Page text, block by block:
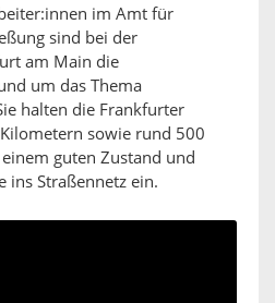
im Amt für
sind bei der
am Main die
um das Thema
halten die Frankfurter
sowie rund 500
guten Zustand und
ins Straßennetz ein.